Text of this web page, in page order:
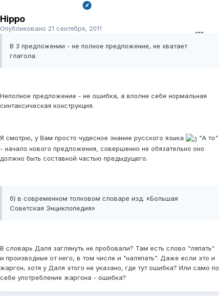
Hippo
Опубликовано 21 сентября, 2011
В 3 предложении - не полное предложение, не хватает
глагола.
Неполное предложение - не ошибка, а вполне себе нормальная
синтаксическая конструкция.
Я смотрю, у Вам просто чудесное знание русского языка
"А то"
- начало нового предложения, совершенно не обязательно оно
должно быть составной частью предыдущего.
б) в современном толковом словаре изд. «Большая
Советская Энциклопедия»
В словарь Даля заглянуть не пробовали? Там есть слово "ляпать"
и производные от него, в том числе и "наляпать". Даже если это и
жаргон, хотя у Даля этого не указано, где тут ошибка? Или само по
себе употребление жаргона - ошибка?